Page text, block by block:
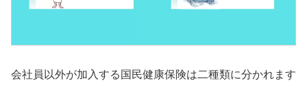
会社員以外が加入する国民健康保険は二種類に分かれます